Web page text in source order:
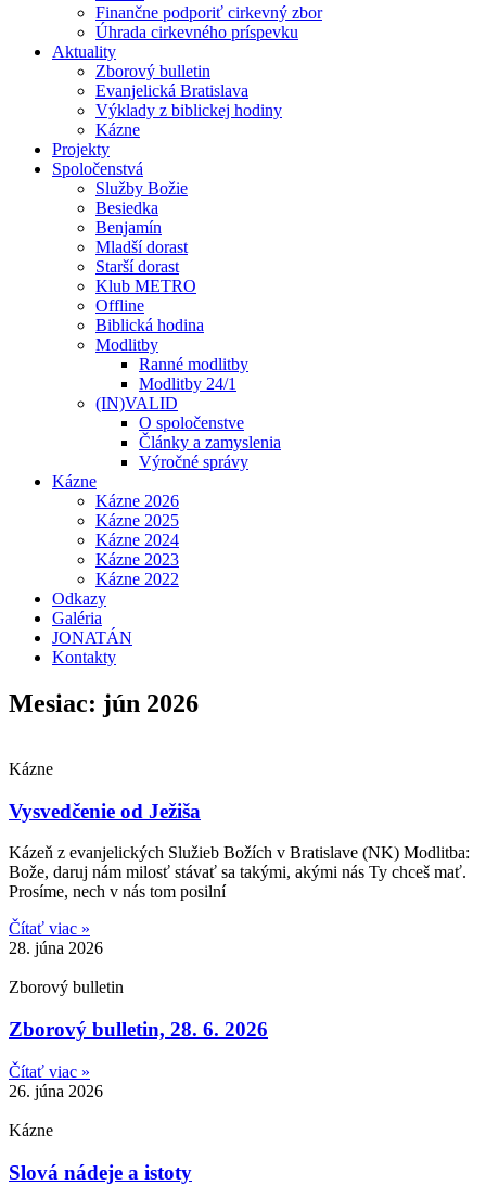
Finančne podporiť cirkevný zbor
Úhrada cirkevného príspevku
Aktuality
Zborový bulletin
Evanjelická Bratislava
Výklady z biblickej hodiny
Kázne
Projekty
Spoločenstvá
Služby Božie
Besiedka
Benjamín
Mladší dorast
Starší dorast
Klub METRO
Offline
Biblická hodina
Modlitby
Ranné modlitby
Modlitby 24/1
(IN)VALID
O spoločenstve
Články a zamyslenia
Výročné správy
Kázne
Kázne 2026
Kázne 2025
Kázne 2024
Kázne 2023
Kázne 2022
Odkazy
Galéria
JONATÁN
Kontakty
Mesiac: jún 2026
Kázne
Vysvedčenie od Ježiša
Kázeň z evanjelických Služieb Božích v Bratislave (NK) Modlitba:
Bože, daruj nám milosť stávať sa takými, akými nás Ty chceš mať.
Prosíme, nech v nás tom posilní
Čítať viac »
28. júna 2026
Zborový bulletin
Zborový bulletin, 28. 6. 2026
Čítať viac »
26. júna 2026
Kázne
Slová nádeje a istoty